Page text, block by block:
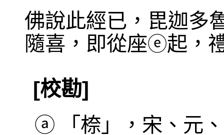
佛說此經已，毘迦多
隨喜，即從座ⓔ起，
[校勘]
ⓐ
「㮈」，宋、元